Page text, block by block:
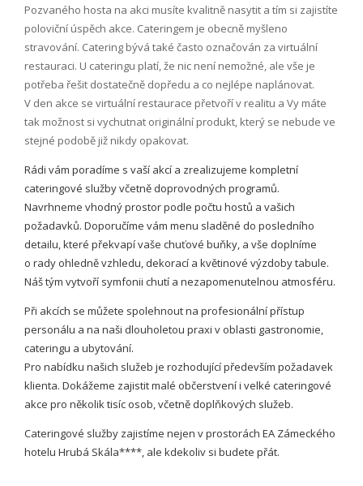
Pozvaného hosta na akci musíte kvalitně nasytit a tím si zajistíte
poloviční úspěch akce. Cateringem je obecně myšleno
stravování. Catering bývá také často označován za virtuální
restauraci. U cateringu platí, že nic není nemožné, ale vše je
potřeba řešit dostatečně dopředu a co nejlépe naplánovat.
V den akce se virtuální restaurace přetvoří v realitu a Vy máte
tak možnost si vychutnat originální produkt, který se nebude ve
stejné podobě již nikdy opakovat.
Rádi vám poradíme s vaší akcí a zrealizujeme kompletní
cateringové služby včetně doprovodných programů.
Navrhneme vhodný prostor podle počtu hostů a vašich
požadavků. Doporučíme vám menu sladěné do posledního
detailu, které překvapí vaše chuťové buňky, a vše doplníme
o rady ohledně vzhledu, dekorací a květinové výzdoby tabule.
Náš tým vytvoří symfonii chutí a nezapomenutelnou atmosféru.
Při akcích se můžete spolehnout na profesionální přístup
personálu a na naši dlouholetou praxi v oblasti gastronomie,
cateringu a ubytování.
Pro nabídku našich služeb je rozhodující především požadavek
klienta. Dokážeme zajistit malé občerstvení i velké cateringové
akce pro několik tisíc osob, včetně doplňkových služeb.
Cateringové služby zajistíme nejen v prostorách EA Zámeckého
hotelu Hrubá Skála****, ale kdekoliv si budete přát.